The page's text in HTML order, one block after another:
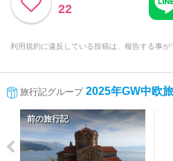
22
利用規約に違反している投稿は、報告する事が
旅行記グループ 2025年GW中欧
前の旅行記